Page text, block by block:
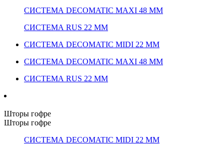
СИСТЕМА DECOMATIC MAXI 48 ММ
СИСТЕМА RUS 22 ММ
СИСТЕМА DECOMATIC MIDI 22 ММ
СИСТЕМА DECOMATIC MAXI 48 ММ
СИСТЕМА RUS 22 ММ
Шторы гофре
Шторы гофре
СИСТЕМА DECOMATIC MIDI 22 ММ